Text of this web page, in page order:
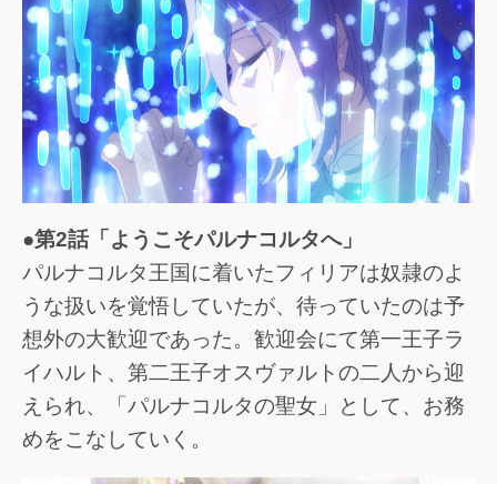
●第2話「ようこそパルナコルタへ」
パルナコルタ王国に着いたフィリアは奴隷のよ
うな扱いを覚悟していたが、待っていたのは予
想外の大歓迎であった。歓迎会にて第一王子ラ
イハルト、第二王子オスヴァルトの二人から迎
えられ、「パルナコルタの聖女」として、お務
めをこなしていく。